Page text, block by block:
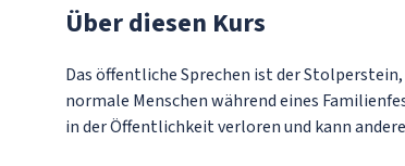
Überdiesen Kurs
Das öffentliche Sprechen ist der
normale Menschen während eines
in der Öffentlichkeit verloren und kann